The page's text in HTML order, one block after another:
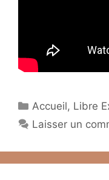
Catégories
Accueil, Libre
Laisser un